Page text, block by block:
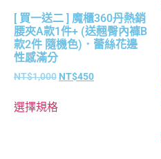
[ 買一送二 ] 魔櫃360丹熱銷
腰夾A款1件+ (送翹臀內褲B
款2件 隨機色)．蕾絲花邊
性感滿分
NT$1,000 NT$450
選擇規格